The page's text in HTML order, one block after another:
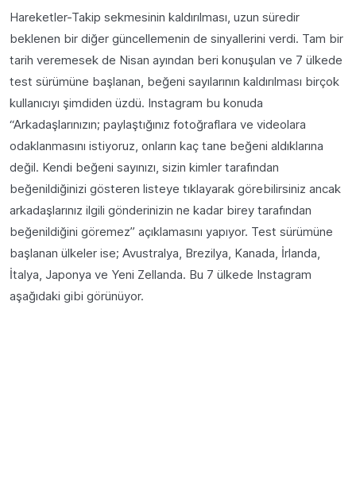
Hareketler-Takip sekmesinin kaldırılması, uzun süredir
beklenen bir diğer güncellemenin de sinyallerini verdi. Tam bir
tarih veremesek de Nisan ayından beri konuşulan ve 7 ülkede
test sürümüne başlanan, beğeni sayılarının kaldırılması birçok
kullanıcıyı şimdiden üzdü. Instagram bu konuda
“Arkadaşlarınızın; paylaştığınız fotoğraflara ve videolara
odaklanmasını istiyoruz, onların kaç tane beğeni aldıklarına
değil. Kendi beğeni sayınızı, sizin kimler tarafından
beğenildiğinizi gösteren listeye tıklayarak görebilirsiniz ancak
arkadaşlarınız ilgili gönderinizin ne kadar birey tarafından
beğenildiğini göremez” açıklamasını yapıyor. Test sürümüne
başlanan ülkeler ise; Avustralya, Brezilya, Kanada, İrlanda,
İtalya, Japonya ve Yeni Zellanda. Bu 7 ülkede Instagram
aşağıdaki gibi görünüyor.